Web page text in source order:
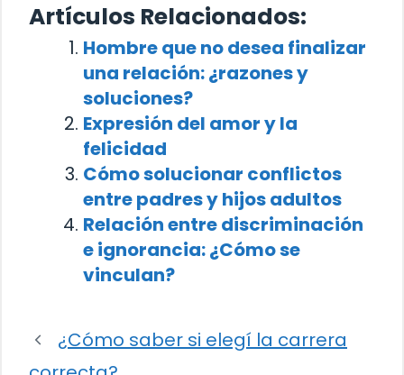
Artículos Relacionados:
Hombre que no desea finalizar
una relación: ¿razones y
soluciones?
Expresión del amor y la
felicidad
Cómo solucionar conflictos
entre padres y hijos adultos
Relación entre discriminación
e ignorancia: ¿Cómo se
vinculan?
¿Cómo saber si elegí la carrera